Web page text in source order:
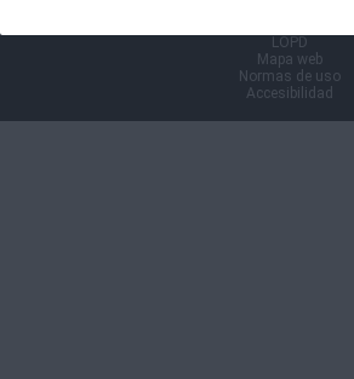
LOPD
Mapa web
Normas de uso
Accesibilidad